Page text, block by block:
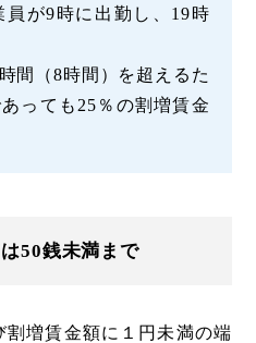
員が9時に出勤し、19時
間（8時間）を超えるた
っても25％の割増賃金
50銭未満まで
増賃金額に１円未満の端